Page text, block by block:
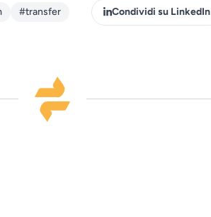
#transfer Condividi su LinkedIn